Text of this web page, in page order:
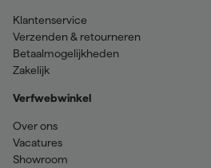
Klantenservice
Verzenden & retourneren
Betaalmogelijkheden
Zakelijk
Verfwebwinkel
Over ons
Vacatures
Showroom